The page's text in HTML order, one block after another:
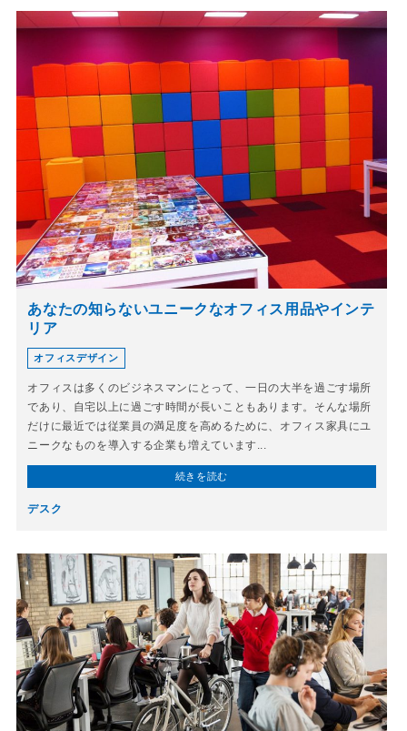
あなたの知らないユニークなオフィス用品やインテ
リア
オフィスデザイン
オフィスは多くのビジネスマンにとって、一日の大半を過ごす場所
であり、自宅以上に過ごす時間が長いこともあります。そんな場所
だけに最近では従業員の満足度を高めるために、オフィス家具にユ
ニークなものを導入する企業も増えています...
続きを読む
デスク